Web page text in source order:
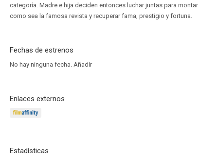
categoría. Madre e hija deciden entonces luchar juntas para montar
como sea la famosa revista y recuperar fama, prestigio y fortuna.
Fechas de estrenos
No hay ninguna fecha. Añadir
Enlaces externos
Estadísticas